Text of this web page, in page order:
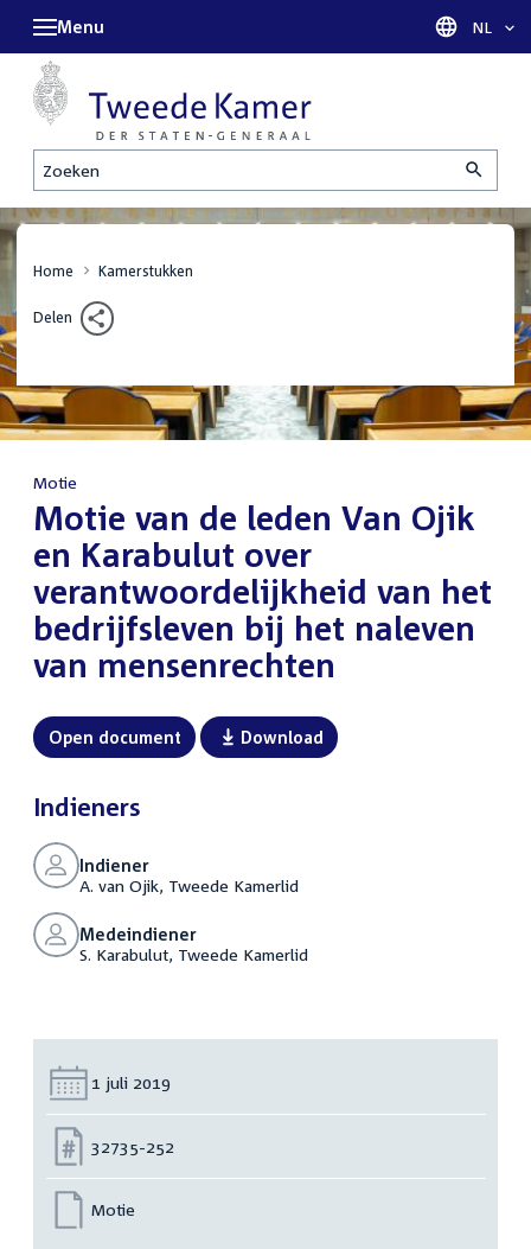
Zoeken
Menu Taal
NL
Home Kamerstukken
Delen
Motie
:Motie van de leden Van Ojik
en Karabulut over
verantwoordelijkheid van het
bedrijfsleven bij het naleven
van mensenrechten
Open document Download
Indieners
Indiener
A. van Ojik, Tweede Kamerlid
Medeindiener
S. Karabulut, Tweede Kamerlid
Datum:
1 juli 2019
Nummer:
32735-252
Motie